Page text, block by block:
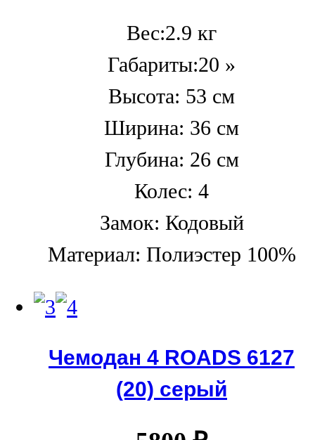
Вес:2.9 кг
Габариты:20 »
Высота: 53 см
Ширина: 36 см
Глубина: 26 см
Колес: 4
Замок: Кодовый
Материал: Полиэстер 100%
Чемодан 4 ROADS 6127
(20) серый